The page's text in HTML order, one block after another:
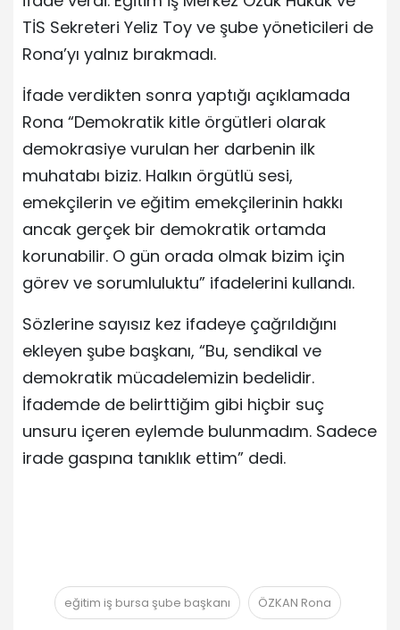
TİS Sekreteri Yeliz Toy ve şube yöneticileri de
Rona’yı yalnız bırakmadı.
İfade verdikten sonra yaptığı açıklamada
Rona “Demokratik kitle örgütleri olarak
demokrasiye vurulan her darbenin ilk
muhatabı biziz. Halkın örgütlü sesi,
emekçilerin ve eğitim emekçilerinin hakkı
ancak gerçek bir demokratik ortamda
korunabilir. O gün orada olmak bizim için
görev ve sorumluluktu” ifadelerini kullandı.
Sözlerine sayısız kez ifadeye çağrıldığını
ekleyen şube başkanı, “Bu, sendikal ve
demokratik mücadelemizin bedelidir.
İfademde de belirttiğim gibi hiçbir suç
unsuru içeren eylemde bulunmadım. Sadece
irade gaspına tanıklık ettim” dedi.
eğitim iş bursa şube başkanı ÖZKAN Rona